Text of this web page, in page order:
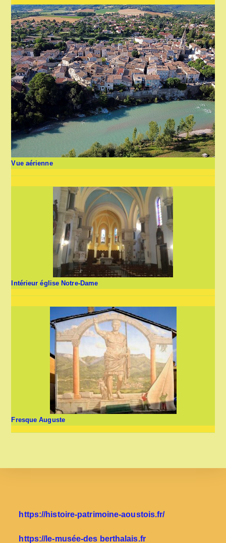
Vue aérienne
Intérieur église Notre-Dame
Fresque Auguste
https://histoire-patrimoine-aoustois.fr/
https://le-musée-des berthalais.fr